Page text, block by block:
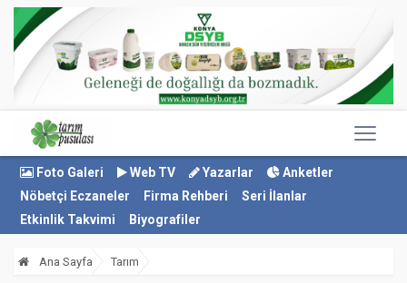
Foto Galeri Web TV Yazarlar
Anketler
Nöbetçi Eczaneler
Firma Rehberi
Seri İlanlar
Etkinlik Takvimi
Biyografiler
Ana Sayfa Tarım